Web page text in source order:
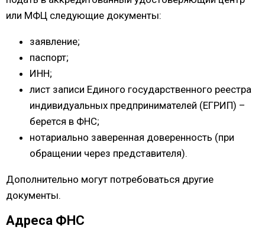
или МФЦ следующие документы:
заявление;
паспорт;
ИНН;
лист записи Единого государственного реестра
индивидуальных предпринимателей (ЕГРИП) –
берется в ФНС;
нотариально заверенная доверенность (при
обращении через представителя).
Дополнительно могут потребоваться другие
документы.
Адреса ФНС